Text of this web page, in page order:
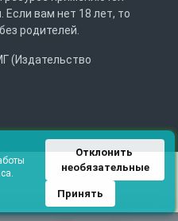
Если вам нет 18 лет, то
родителей.
(Издательство
Отклонить
необязательные
Принять